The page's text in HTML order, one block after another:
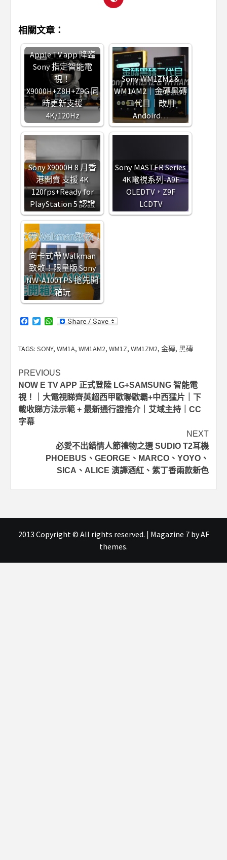
相關文章：
Apple TV app 降臨
Sony 指定智能電
視！
X9000H+Z8H+Z9G 同
時更新支援
4K/120Hz
Sony WM1ZM2 &
WM1AM2｜金磚黑磚
二代目｜改用
Andoird…
Sony X9000H 8 月香
港開賣 支援 4K
120fps+Ready for
PlayStation 5 認證
Sony MASTER Series
4K電視系列-A9F
OLEDTV，Z9F
LCDTV
向卡式帶 Walkman
致敬！限量版 Sony
NW-A100TPS 搶先開
箱玩
Facebook
TwitterWhatsApp
TAGS: SONY, WM1A, WM1AM2, WM1Z, WM1ZM2, 金磚, 黑磚
Post
navigation
PREVIOUS
NOW E TV APP 正式登陸 LG+SAMSUNG 智能電
視！｜大電視睇齊英超西甲歐聯歐霸+中西猛片｜下
載收睇方法示範 + 最新通行證推介｜艾域主持｜CC
字幕
NEXT
必愛不出錯情人節禮物之選 SUDIO T2耳機
PHOEBUS、GEORGE、MARCO、YOYO、
SICA、ALICE 演譯酒紅、紫丁香兩款新色
2013 Copyright © All rights reserved. | Magazine 7by AF
themes.